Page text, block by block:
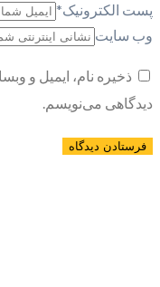
پست الکترونیک*
وب سایت
ذخیره نام، ایمیل و
دیدگاهی می‌نویسم.